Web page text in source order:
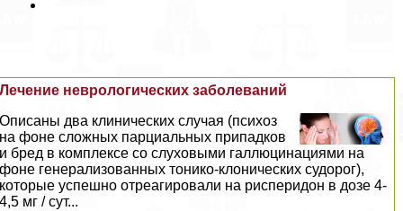
Лечение неврологических заболеваний
Описаны два клинических случая (психоз
на фоне сложных парциальных припадков
и бред в комплексе со слуховыми галлюцинациями на
фоне генерализованных тонико-клонических судорог),
которые успешно отреагировали на рисперидон в дозе 4-
4,5 мг / сут...